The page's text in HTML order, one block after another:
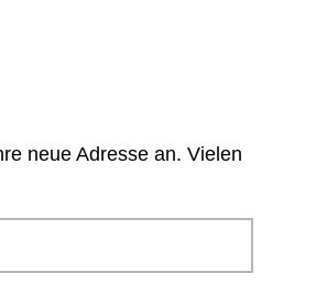
neue Adresse an. Vielen